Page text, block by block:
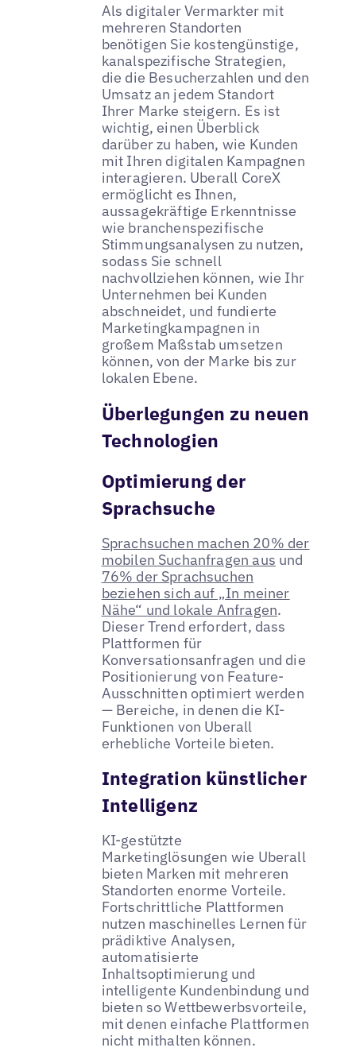
Als digitaler Vermarkter mit
mehreren Standorten
benötigen Sie kostengünstige,
kanalspezifische Strategien,
die die Besucherzahlen und den
Umsatz an jedem Standort
Ihrer Marke steigern. Es ist
wichtig, einen Überblick
darüber zu haben, wie Kunden
mit Ihren digitalen Kampagnen
interagieren. Uberall CoreX
ermöglicht es Ihnen,
aussagekräftige Erkenntnisse
wie branchenspezifische
Stimmungsanalysen zu nutzen,
sodass Sie schnell
nachvollziehen können, wie Ihr
Unternehmen bei Kunden
abschneidet, und fundierte
Marketingkampagnen in
großem Maßstab umsetzen
können, von der Marke bis zur
lokalen Ebene.
Überlegungen zu neuen
Technologien
Optimierung der
Sprachsuche
Sprachsuchen machen 20% der
mobilen Suchanfragen aus und
76% der Sprachsuchen
beziehen sich auf „In meiner
Nähe“ und lokale Anfragen.
Dieser Trend erfordert, dass
Plattformen für
Konversationsanfragen und die
Positionierung von Feature-
Ausschnitten optimiert werden
— Bereiche, in denen die KI-
Funktionen von Uberall
erhebliche Vorteile bieten.
Integration künstlicher
Intelligenz
KI-gestützte
Marketinglösungen wie Uberall
bieten Marken mit mehreren
Standorten enorme Vorteile.
Fortschrittliche Plattformen
nutzen maschinelles Lernen für
prädiktive Analysen,
automatisierte
Inhaltsoptimierung und
intelligente Kundenbindung und
bieten so Wettbewerbsvorteile,
mit denen einfache Plattformen
nicht mithalten können.